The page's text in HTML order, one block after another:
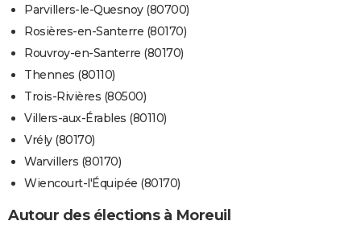
Parvillers-le-Quesnoy (80700)
Rosières-en-Santerre (80170)
Rouvroy-en-Santerre (80170)
Thennes (80110)
Trois-Rivières (80500)
Villers-aux-Érables (80110)
Vrély (80170)
Warvillers (80170)
Wiencourt-l'Équipée (80170)
Autour des élections à Moreuil